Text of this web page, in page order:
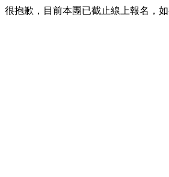
很抱歉，目前本團已截止線上報名，